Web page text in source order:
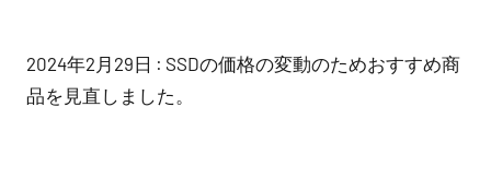
2024年2月29日 : SSDの価格の変動のためおすすめ商
品を見直しました。